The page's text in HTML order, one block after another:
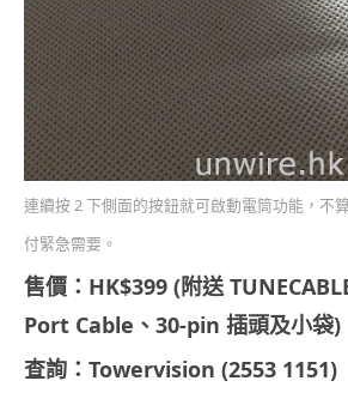
連續按 2 下側面的按鈕就可啟動電筒功能，不
付緊急需要。
售價：HK$399 (附送
Port Cable、30-pin 插頭及小袋)
查詢：Towervision (2553 1151)